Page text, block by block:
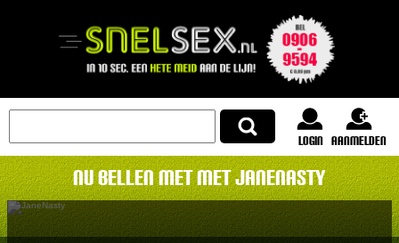
login Aanmelden
Nu bellen met met JaneNasty